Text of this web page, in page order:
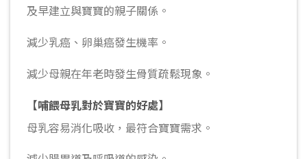
及早建立與寶寶的親子關係。
減少乳癌、卵巢癌發生機率。
減少母親在年老時發生骨質疏鬆現象。
【哺餵母乳對於寶寶的好處】
母乳容易消化吸收，最符合寶寶需求。